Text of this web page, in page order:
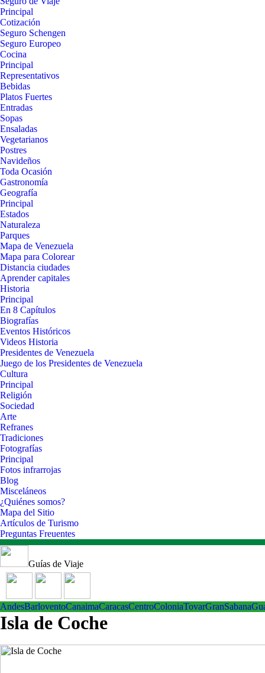
Principal
Cotización
Seguro Schengen
Seguro Europeo
Cocina
Principal
Representativos
Bebidas
Platos Fuertes
Entradas
Sopas
Ensaladas
Vegetarianos
Postres
Navideños
Toda Ocasión
Gastronomía
Geografía
Principal
Estados
Naturaleza
Parques
Mapa de Venezuela
Mapa para Colorear
Distancia ciudades
Aprender capitales
Historia
Principal
En 8 Capítulos
Biografías
Eventos Históricos
Videos Historia
Presidentes de Venezuela
Juego de los Presidentes de Venezuela
Cultura
Principal
Religión
Sociedad
Arte
Refranes
Tradiciones
Fotografías
Principal
Fotos infrarrojas
Blog
Misceláneos
¿Quiénes somos?
Mapa del Sitio
Artículos de Turismo
Preguntas Freuentes
Guías de Viaje
AndesBarloventoCanaimaCaracasCentroColoniaTovarGranSabana
Isla de Coche